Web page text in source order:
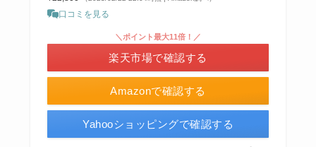
口コミを見る
Amazonで確認する
＼ポイント最大11倍！／
楽天市場で確認する
Yahooショッピングで確認する